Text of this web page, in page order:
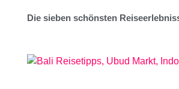
Die sieben schönsten